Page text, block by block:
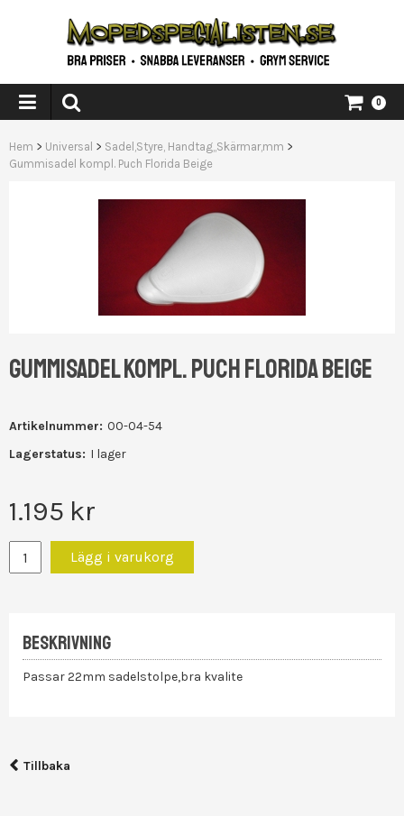
0
Hem > Universal > Sadel,Styre, Handtag,,Skärmar,mm >
Gummisadel kompl. Puch Florida Beige
GUMMISADEL KOMPL. PUCH FLORIDA BEIGE
Artikelnummer: 00-04-54
Lagerstatus: I lager
1.195 kr
Lägg i varukorg
BESKRIVNING
Passar 22mm sadelstolpe,bra kvalite
Tillbaka